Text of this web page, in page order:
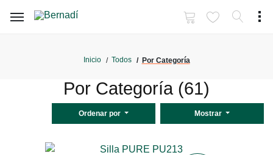
Inicio Todos Por Categoría
Por Categoría (61)
Ordenar por Mostrar